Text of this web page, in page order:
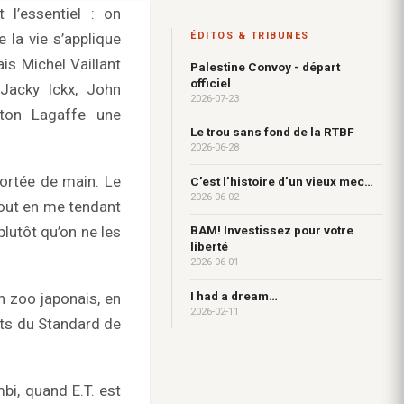
l’essentiel : on
la vie s’applique
Michel Vaillant
Ickx, John
Lagaffe une
de main. Le
en me tendant
qu’on ne les
zoo japonais, en
du Standard de
quand E.T. est
ÉDITOS & TRIBUNES
Palestine Convoy - départ
officiel
2026-07-23
Le trou sans fond de la RTBF
2026-06-28
C’est l’histoire d’un vieux mec…
2026-06-02
BAM! Investissez pour votre
liberté
2026-06-01
I had a dream…
2026-02-11